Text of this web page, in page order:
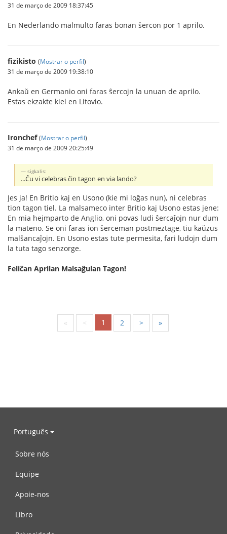
31 de março de 2009 18:37:45
En Nederlando malmulto faras bonan ŝercon por 1 aprilo.
fizikisto (Mostrar o perfil)
31 de março de 2009 19:38:10
Ankaŭ en Germanio oni faras ŝercojn la unuan de aprilo.
Estas ekzakte kiel en Litovio.
Ironchef (Mostrar o perfil)
31 de março de 2009 20:25:49
sigkalis:
...Ĉu vi celebras ĉin tagon en via lando?
Jes ja! En Britio kaj en Usono (kie mi loĝas nun), ni celebras
tion tagon tiel. La malsameco inter Britio kaj Usono estas jene:
En mia hejmparto de Anglio, oni povas ludi ŝercaĵojn nur dum
la mateno. Se oni faras ion ŝerceman postmeztage, tiu kaŭzus
malŝancaĵojn. En Usono estas tute permesita, fari ludojn dum
la tuta tago senzorge.
Feliĉan Aprilan Malsaĝulan Tagon!
« < 1 2 > »
Português
Sobre nós
Equipe
Apoie-nos
Libro